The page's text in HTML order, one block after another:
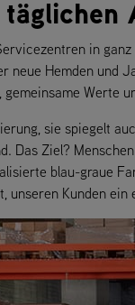
in
neue Hemden
Werte
sie spiegelt
Das Ziel?
blau-graue
unseren Kunden